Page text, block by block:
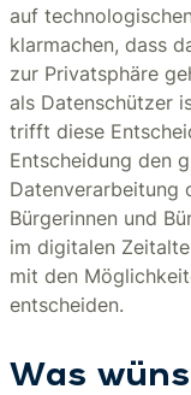
auf
klarmachen, dass
zur Privatsphäre
als Datenschützer
trifft diese
Entscheidung den
Datenverarbeitung
Bürgerinnen und
im digitalen
mit den
entscheiden.
Was